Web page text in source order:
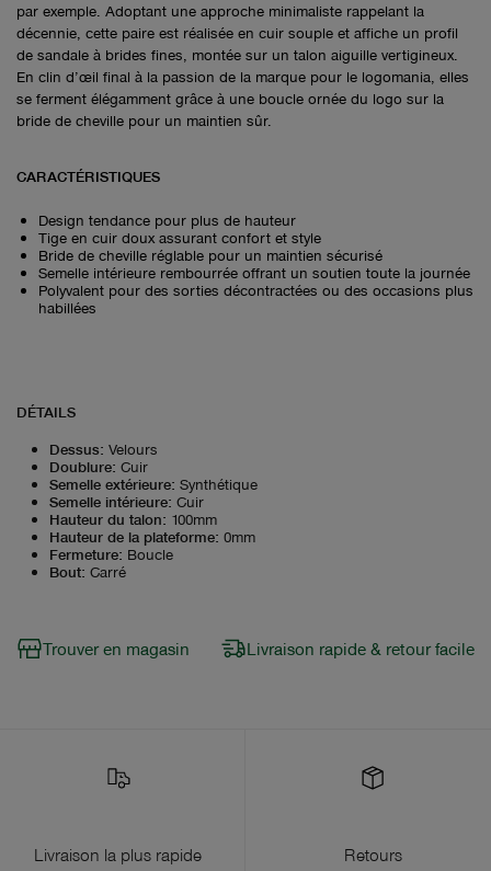
par exemple. Adoptant une approche minimaliste rappelant la
décennie, cette paire est réalisée en cuir souple et affiche un profil
de sandale à brides fines, montée sur un talon aiguille vertigineux.
En clin d’œil final à la passion de la marque pour le logomania, elles
se ferment élégamment grâce à une boucle ornée du logo sur la
bride de cheville pour un maintien sûr.
CARACTÉRISTIQUES
Design tendance pour plus de hauteur
Tige en cuir doux assurant confort et style
Bride de cheville réglable pour un maintien sécurisé
Semelle intérieure rembourrée offrant un soutien toute la journée
Polyvalent pour des sorties décontractées ou des occasions plus
habillées
DÉTAILS
Dessus: Velours
Doublure: Cuir
Semelle extérieure: Synthétique
Semelle intérieure: Cuir
Hauteur du talon: 100mm
Hauteur de la plateforme: 0mm
Fermeture: Boucle
Bout: Carré
Trouver en magasin Livraison rapide & retour facile
Livraison la plus rapide
Retours